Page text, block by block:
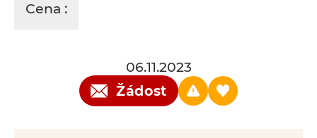
Cena :
06.11.2023
Žádost